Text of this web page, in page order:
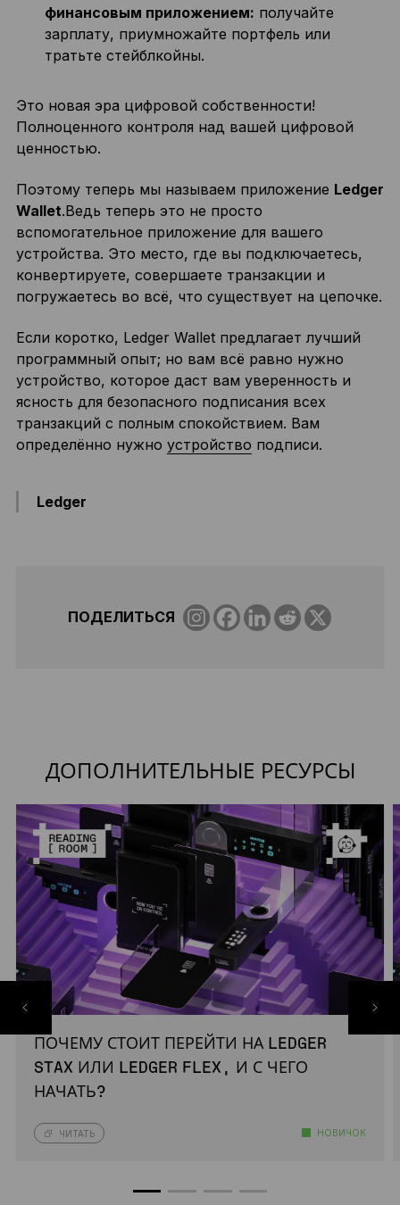
финансовым приложением: получайте
зарплату, приумножайте портфель или
тратьте стейблкойны.
Это новая эра цифровой собственности!
Полноценного контроля над вашей цифровой
ценностью.
Поэтому теперь мы называем приложение Ledger
Wallet.Ведь теперь это не просто
вспомогательное приложение для вашего
устройства. Это место, где вы подключаетесь,
конвертируете, совершаете транзакции и
погружаетесь во всё, что существует на цепочке.
Если коротко, Ledger Wallet предлагает лучший
программный опыт; но вам всё равно нужно
устройство, которое даст вам уверенность и
ясность для безопасного подписания всех
транзакций с полным спокойствием. Вам
определённо нужно устройство подписи.
Ledger
ПОДЕЛИТЬСЯ
ДОПОЛНИТЕЛЬНЫЕ РЕСУРСЫ
ПОЧЕМУ СТОИТ ПЕРЕЙТИ НА LEDGER
STAX ИЛИ LEDGER FLEX, И С ЧЕГО
НАЧАТЬ?
ЧИТАТЬ НОВИЧОК